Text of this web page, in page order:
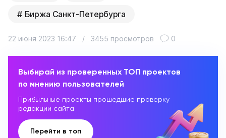
Биржа Санкт-Петербурга
22 июня 2023 16:47 / 3455 просмотров 0
Выбирай из проверенных ТОП проектов
по мнению пользователей
Прибыльные проекты прошедшие проверку
редакции сайта
Перейти в топ